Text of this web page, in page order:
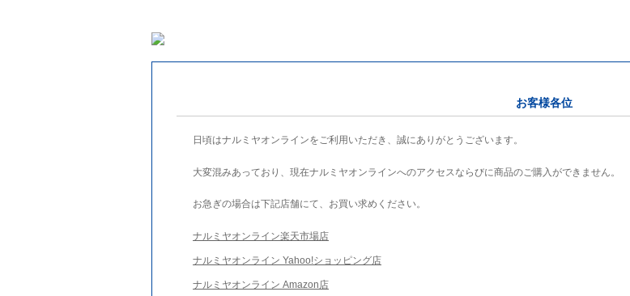
お客様各位
日頃はナルミヤオンラインをご利用いただき、誠にありがとうございます。
大変混みあっており、現在ナルミヤオンラインへのアクセスならびに商品のご購入ができません。
お急ぎの場合は下記店舗にて、お買い求めください。
ナルミヤオンライン楽天市場店
ナルミヤオンライン Yahoo!ショッピング店
ナルミヤオンライン Amazon店